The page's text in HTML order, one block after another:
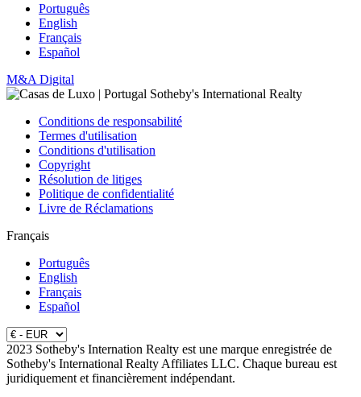
Português
English
Français
Español
M&A Digital
Conditions de responsabilité
Termes d'utilisation
Conditions d'utilisation
Copyright
Résolution de litiges
Politique de confidentialité
Livre de Réclamations
Français
Português
English
Français
Español
2023 Sotheby's Internation Realty est une marque enregistrée de
Sotheby's International Realty Affiliates LLC. Chaque bureau est
juridiquement et financièrement indépendant.